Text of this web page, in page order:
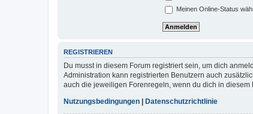
Meinen Online-Status
REGISTRIEREN
Du musst in diesem Forum registriert sein, um dich
Administration kann registrierten Benutzern auch
auch die jeweiligen Forenregeln, wenn du dich in diesem
Nutzungsbedingungen
Datenschutzrichtlinie